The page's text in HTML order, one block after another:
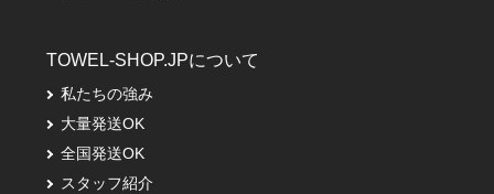
TOWEL-SHOP.JPについて
私たちの強み
大量発送OK
全国発送OK
スタッフ紹介